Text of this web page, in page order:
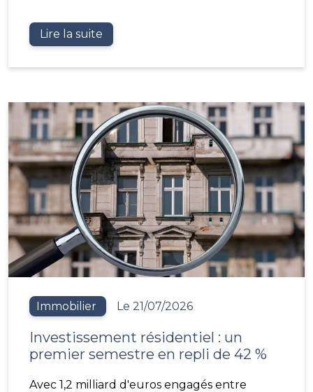
Lire la suite
Immobilier Le 21/07/2026
Investissement résidentiel : un
premier semestre en repli de 42 %
Avec 1,2 milliard d'euros engagés entre